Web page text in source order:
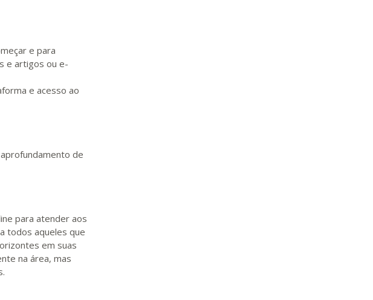
e para
e artigos ou e-
e acesso ao
de
para atender aos
todos aqueles que
em suas
na área, mas